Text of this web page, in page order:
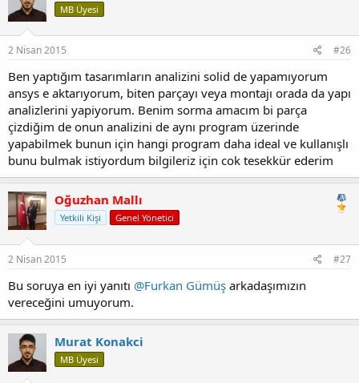
MB Üyesi
2 Nisan 2015 #26
Ben yaptığım tasarımların analizini solid de yapamıyorum
ansys e aktarıyorum, biten parçayı veya montajı orada da yapı
analizlerini yapiyorum. Benim sorma amacım bi parça
çizdiğim de onun analizini de aynı program üzerinde
yapabilmek bunun için hangi program daha ideal ve kullanışlı
bunu bulmak istiyordum bilgileriz için cok tesekkür ederim
Oğuzhan Mallı
Yetkili Kişi Genel Yönetici
2 Nisan 2015 #27
Bu soruya en iyi yanıtı @Furkan Gümüş arkadaşımızın
vereceğini umuyorum.
Murat Konakci
MB Üyesi